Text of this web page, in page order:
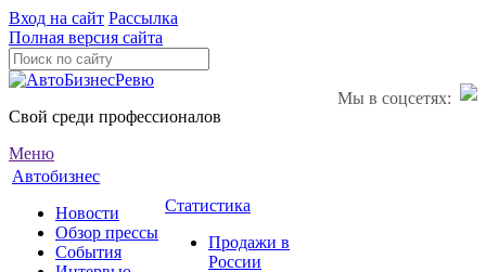
Вход на сайт Рассылка
Полная версия сайта
Мы в соцсетях:
Свой среди профессионалов
Меню
Автобизнес
Новости
Обзор прессы
События
Статистика
Продажи в
России